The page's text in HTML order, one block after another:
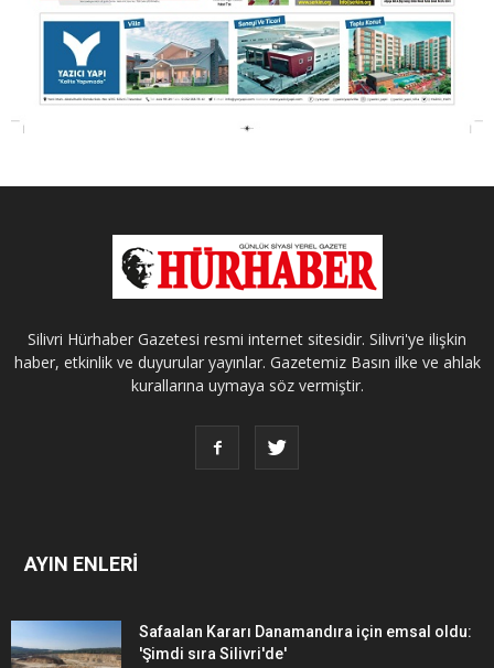
Silivri Hürhaber Gazetesi resmi internet sitesidir. Silivri'ye ilişkin
haber, etkinlik ve duyurular yayınlar. Gazetemiz Basın ilke ve ahlak
kurallarına uymaya söz vermiştir.
AYIN ENLERİ
Safaalan Kararı Danamandıra için emsal oldu:
'Şimdi sıra Silivri'de'